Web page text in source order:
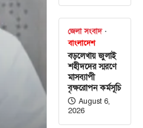
জেলা সংবাদ
বাংলাদেশ
বড়লেখায় জুলাই
শহীদদের স্মরণে
মাসব্যাপী
বৃক্ষরোপন কর্মসূচি
August 6,
2026